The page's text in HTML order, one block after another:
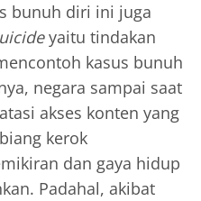
bunuh diri ini juga
yaitu tindakan
kasus bunuh
negara sampai saat
akses konten yang
kerok
dan gaya hidup
Padahal, akibat